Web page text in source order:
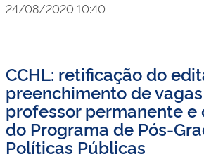
24/08/2020 10:40
CCHL: retificação do
preenchimento de
professor permanente e
do Programa de Pós-
Políticas Públicas